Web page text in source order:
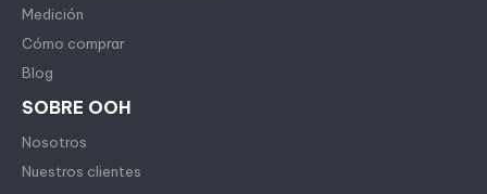
Medición
Cómo comprar
Blog
SOBRE OOH
Nosotros
Nuestros clientes